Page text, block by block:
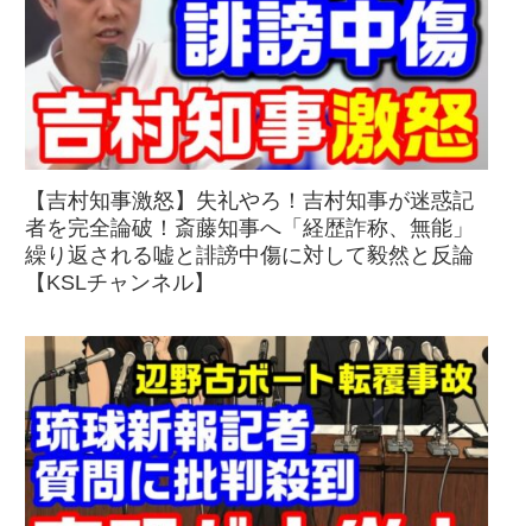
【吉村知事激怒】失礼やろ！吉村知事が迷惑記
者を完全論破！斎藤知事へ「経歴詐称、無能」
繰り返される嘘と誹謗中傷に対して毅然と反論
【KSLチャンネル】